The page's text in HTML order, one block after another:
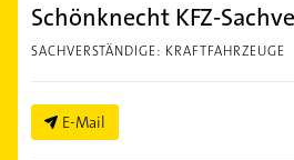
Schönknecht KFZ-
SACHVERSTÄNDIGE: KRAFTFAHRZEUGE
E-Mail